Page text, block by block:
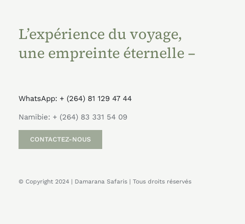
L’expérience du voyage,
une empreinte éternelle –
WhatsApp: + (264) 81 129 47 44
Namibie: + (264) 83 331 54 09
CONTACTEZ-NOUS
© Copyright 2024 | Damarana Safaris | Tous droits réservés